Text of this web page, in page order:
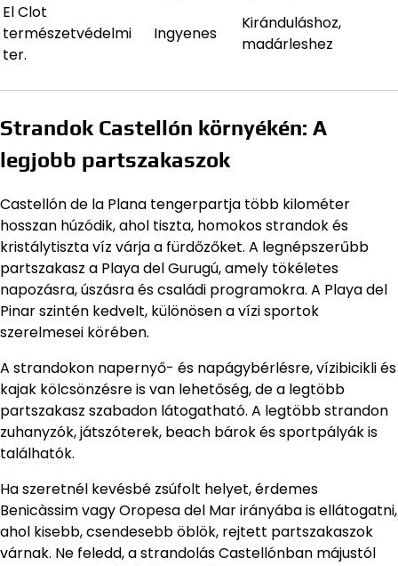
El Clot
természetvédelmi
ter.
Ingyenes
Kiránduláshoz,
madárleshez
Strandok Castellón környékén: A
legjobb partszakaszok
Castellón de la Plana tengerpartja több kilométer
hosszan húzódik, ahol tiszta, homokos strandok és
kristálytiszta víz várja a fürdőzőket. A legnépszerűbb
partszakasz a Playa del Gurugú, amely tökéletes
napozásra, úszásra és családi programokra. A Playa del
Pinar szintén kedvelt, különösen a vízi sportok
szerelmesei körében.
A strandokon napernyő- és napágybérlésre, vízibicikli és
kajak kölcsönzésre is van lehetőség, de a legtöbb
partszakasz szabadon látogatható. A legtöbb strandon
zuhanyzók, játszóterek, beach bárok és sportpályák is
találhatók.
Ha szeretnél kevésbé zsúfolt helyet, érdemes
Benicàssim vagy Oropesa del Mar irányába is ellátogatni,
ahol kisebb, csendesebb öblök, rejtett partszakaszok
várnak. Ne feledd, a strandolás Castellónban májustól